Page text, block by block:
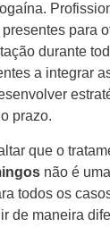
para
durante
a integrar
prazo.
que o
não é
todos os
de maneira